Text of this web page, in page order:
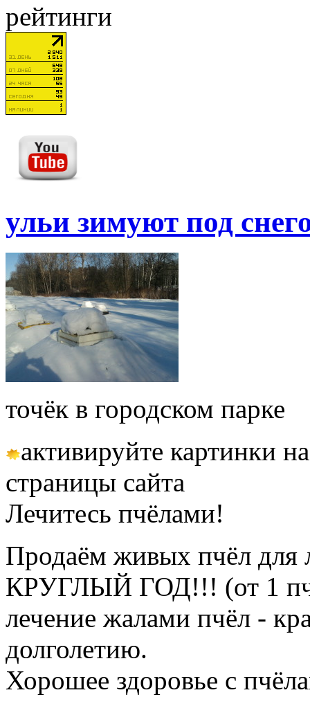
рейтинги
ульи зимуют под
точёк в городском парке
активируйте картинки
страницы сайта
Лечитесь пчёлами!
Продаём живых пчёл для
КРУГЛЫЙ ГОД!!! (от 1
лечение жалами пчёл -
долголетию.
Хорошее здоровье с